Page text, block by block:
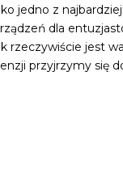
jedno z najbardziej
dla
rzeczywiście jest
przyjrzymy się